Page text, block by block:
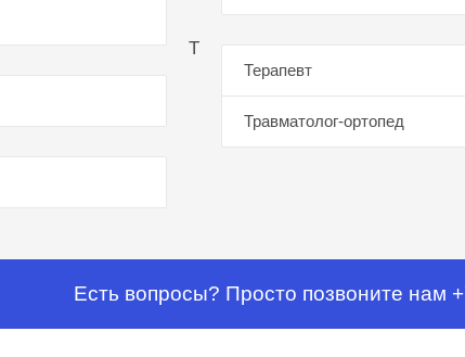
Т
Терапевт
Травматолог-ортопед
Есть вопросы? Просто позвоните нам